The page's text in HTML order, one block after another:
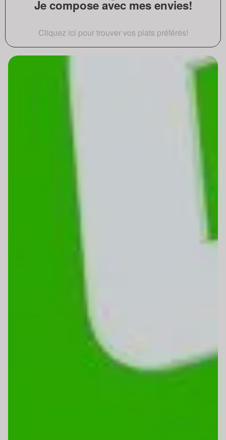
Je compose avec mes envies!
Cliquez ici pour trouver vos plats préférés!